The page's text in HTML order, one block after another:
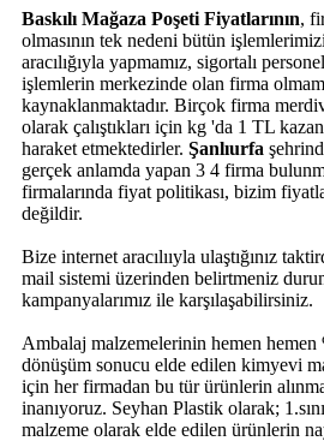
Baskılı Mağaza Poşeti Fiyatlarının,
olmasının tek nedeni bütün
aracılığıyla yapmamız, sigortalı
işlemlerin merkezinde olan firma
kaynaklanmaktadır. Birçok firma
olarak çalıştıkları için kg 'da 1 TL
haraket etmektedirler. Şanlıurfa
gerçek anlamda yapan 3 4 firma
firmalarında fiyat politikası, bizim
değildir.
Bize internet aracılııyla ulaştığınız
mail sistemi üzerinden belirtmeniz
kampanyalarımız ile karşılaşabilirsiniz.
Ambalaj malzemelerinin hemen hemen
dönüşüm sonucu elde edilen kimyevi
için her firmadan bu tür ürünlerin
inanıyoruz. Seyhan Plastik olarak;
malzeme olarak elde edilen ürünlerin